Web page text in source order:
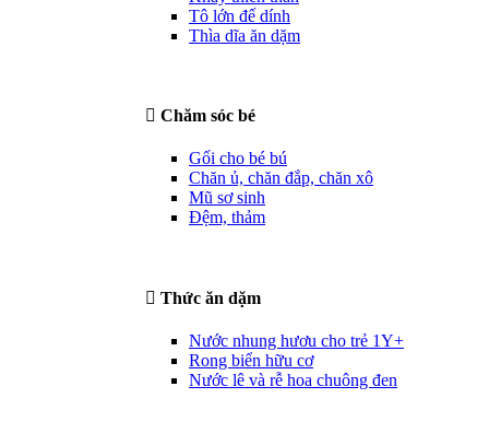
Tô lớn đế dính
Thìa dĩa ăn dặm
Chăm sóc bé
Gối cho bé bú
Chăn ủ, chăn đắp, chăn xô
Mũ sơ sinh
Đệm, thảm
Thức ăn dặm
Nước nhung hươu cho trẻ 1Y+
Rong biển hữu cơ
Nước lê và rễ hoa chuông đen